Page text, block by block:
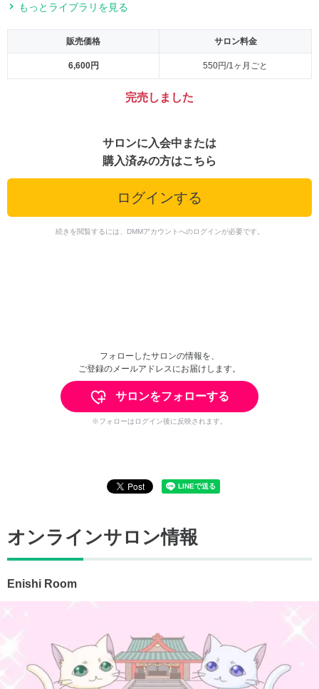
もっとライブラリを見る
販売価格 サロン料金
6,600円 550円/1ヶ月ごと
完売しました
サロンに入会中または
購入済みの方はこちら
ログインする
続きを閲覧するには、DMMアカウントへのログインが必要です。
フォローしたサロンの情報を、
ご登録のメールアドレスにお届けします。
サロンをフォローする
※フォローはログイン後に反映されます。
オンラインサロン情報
Enishi Room